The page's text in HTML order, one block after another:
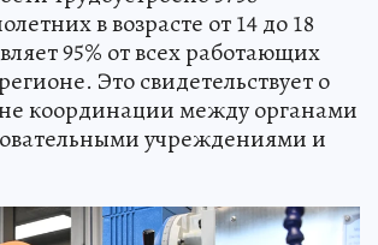
в возрасте от 14 до 18
95% от всех работающих
Это свидетельствует о
координации между органами
учреждениями и